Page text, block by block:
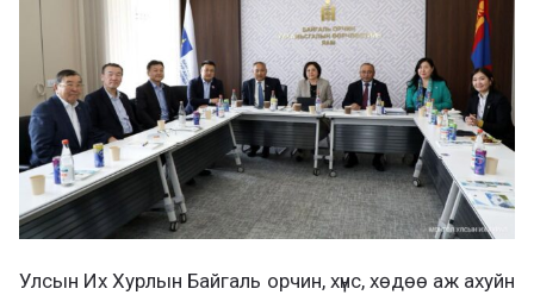
Улсын Их Хурлын Байгаль орчин, хүнс, хөдөө аж ахуйн